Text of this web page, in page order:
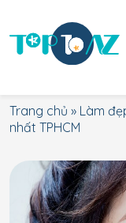
Trang chủ » Làm
nhất TPHCM